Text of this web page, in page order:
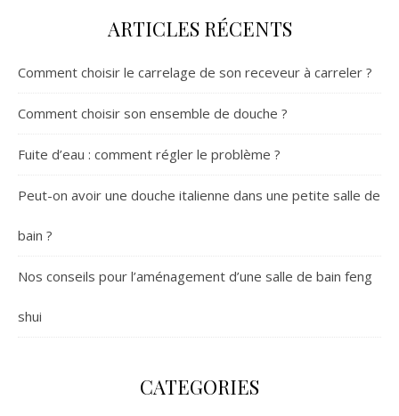
ARTICLES RÉCENTS
Comment choisir le carrelage de son receveur à carreler ?
Comment choisir son ensemble de douche ?
Fuite d’eau : comment régler le problème ?
Peut-on avoir une douche italienne dans une petite salle de
bain ?
Nos conseils pour l’aménagement d’une salle de bain feng
shui
CATEGORIES